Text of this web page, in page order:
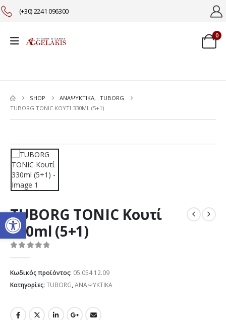
Ανοίξτε τη γραμμή
(+30) 2241 096300
0
SHOP ΑΝΑΨΥΚΤΙΚΑ,
TUBORG
TUBORG TONIC ΚΟΥΤΊ 330ML (5+1)
TUBORG TONIC Κουτί
330ml (5+1)
Κωδικός προϊόντος: 05.054.12.09
Κατηγορίες: TUBORG,ΑΝΑΨΥΚΤΙΚΑ